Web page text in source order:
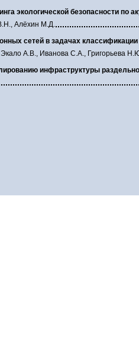
экологической безопасности по
Алёхин М.Д.
сетей в задачах
А.В., Иванова С.А., Григорьева
инфраструктуры